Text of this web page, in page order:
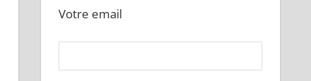
Votre email